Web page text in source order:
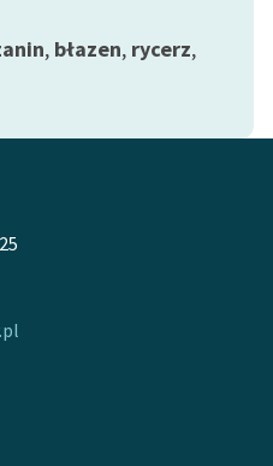
, błazen, rycerz,